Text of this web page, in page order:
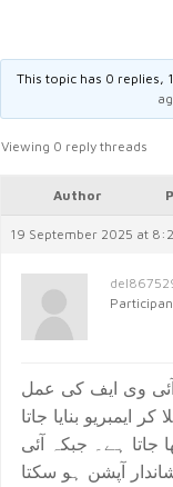
This topic has 0 replies,
Viewing 0 reply threads
Author
19 September 2025 at
وی ایف کی عمل
ایمبریو بنایا جاتا
جاتا ہے۔ جبکہ آئی
آپشن ہو سکتا